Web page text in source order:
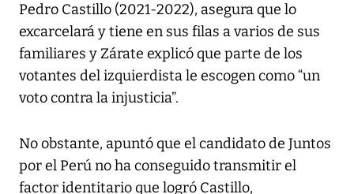
Pedro Castillo (2021-2022), asegura que lo
excarcelará y tiene en sus filas a varios de sus
familiares y Zárate explicó que parte de los
votantes del izquierdista le escogen como “un
voto contra la injusticia”.
No obstante, apuntó que el candidato de Juntos
por el Perú no ha conseguido transmitir el
factor identitario que logró Castillo,